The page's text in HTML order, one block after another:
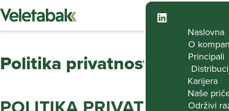
Naslovna
O
Principali
Karijera
Naše
Održivi
Politika privatnosti